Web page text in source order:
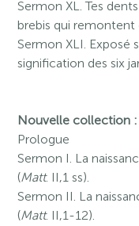
Sermon XL. Tes
brebis qui remontent
Sermon XLI. Exposé
signification des six
Nouvelle collection
Prologue
Sermon I. La
(Matt. II,1 ss).
Sermon II. La
(Matt. II,1-12).